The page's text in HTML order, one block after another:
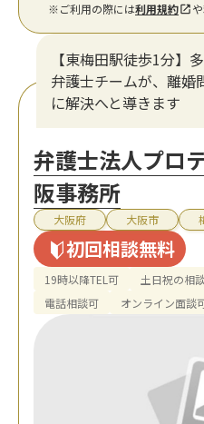
※ご利用の際には利用規約
【東梅田駅徒歩1分】
弁護士チームが、離婚
に解決へと導きます
弁護士法人プロ
阪事務所
大阪府 大阪市
初回相談無料
19時以降TEL可 土日祝の相
電話相談可
オンライン面談